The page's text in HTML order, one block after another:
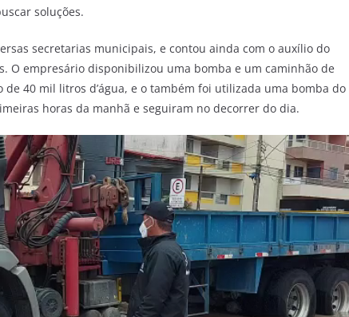
soluções.
secretarias municipais, e contou ainda com o auxílio do
O empresário disponibilizou uma bomba e um caminhão de
40 mil litros d’água, e o também foi utilizada uma bomba do
horas da manhã e seguiram no decorrer do dia.